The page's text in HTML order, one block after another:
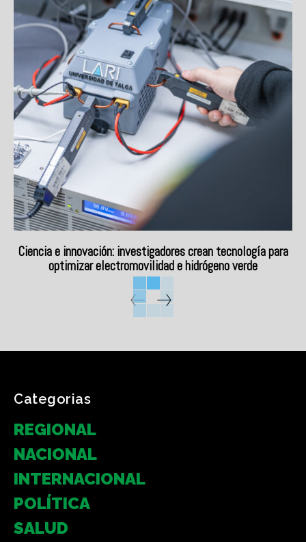
Ciencia e innovación: investigadores crean tecnología para
optimizar electromovilidad e hidrógeno verde
Categorias
REGIONAL
NACIONAL
INTERNACIONAL
POLÍTICA
SALUD